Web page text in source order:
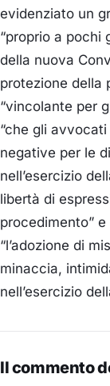
evidenziato un
“proprio a pochi
della nuova
protezione della
“vincolante per
“che gli
negative per le
nell’esercizio
libertà di
procedimento”
“l’adozione di
minaccia,
nell’esercizio
Il commento